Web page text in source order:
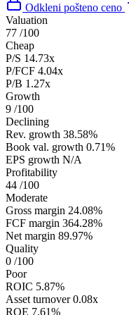
Odkleni pošteno ceno
Valuation
77 /100
Cheap
P/S 14.73x
P/FCF 4.04x
P/B 1.27x
Growth
9 /100
Declining
Rev. growth 38.58%
Book val. growth 0.71%
EPS growth N/A
Profitability
44 /100
Moderate
Gross margin 24.08%
FCF margin 364.28%
Net margin 89.97%
Quality
0 /100
Poor
ROIC 5.87%
Asset turnover 0.08x
ROE 7.61%